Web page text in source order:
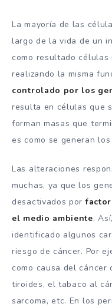
La mayoría de las
largo de la vida de un
como resultado
realizando la misma
controlado por los
resulta en células que
forman masas que
es como se generan
Las alteraciones
muchas, ya que los
desactivados por
el medio ambiente.
identificado algunos
riesgo de cáncer. Por
como causa del
tiroides, el tabaco al
sarcoma, etc. En los